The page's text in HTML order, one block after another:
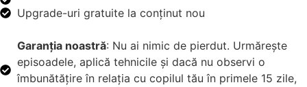
Upgrade-uri gratuite la conținut nou
Garanția noastră: Nu ai nimic de pierdut. Urmărește
episoadele, aplică tehnicile și dacă nu observi o
îmbunătățire în relația cu copilul tău în primele 15 zile,